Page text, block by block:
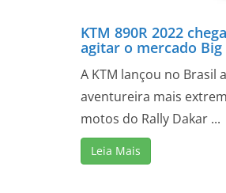
KTM 890R 2022
agitar o mercado Big
A KTM lançou no Brasil
aventureira mais
motos do Rally Dakar ...
Leia Mais